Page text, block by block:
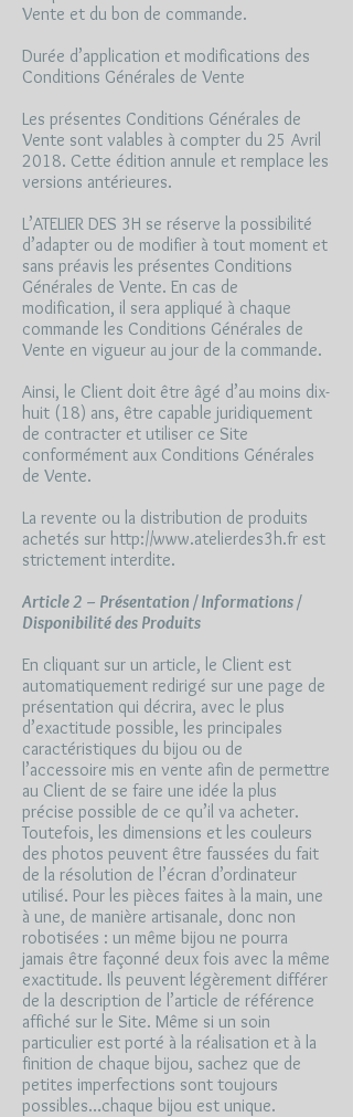
Vente et du bon de commande.
Durée d’application et modifications des
Conditions Générales de Vente
Les présentes Conditions Générales de
Vente sont valables à compter du 25 Avril
2018. Cette édition annule et remplace les
versions antérieures.
L’ATELIER DES 3H se réserve la possibilité
d’adapter ou de modifier à tout moment et
sans préavis les présentes Conditions
Générales de Vente. En cas de
modification, il sera appliqué à chaque
commande les Conditions Générales de
Vente en vigueur au jour de la commande.
Ainsi, le Client doit être âgé d’au moins dix-
huit (18) ans, être capable juridiquement
de contracter et utiliser ce Site
conformément aux Conditions Générales
de Vente.
La revente ou la distribution de produits
achetés sur http://www.atelierdes3h.fr est
strictement interdite.
Article 2 – Présentation / Informations /
Disponibilité des Produits
En cliquant sur un article, le Client est
automatiquement redirigé sur une page de
présentation qui décrira, avec le plus
d’exactitude possible, les principales
caractéristiques du bijou ou de
l’accessoire mis en vente afin de permettre
au Client de se faire une idée la plus
précise possible de ce qu’il va acheter.
Toutefois, les dimensions et les couleurs
des photos peuvent être faussées du fait
de la résolution de l’écran d’ordinateur
utilisé. Pour les pièces faites à la main, une
à une, de manière artisanale, donc non
robotisées : un même bijou ne pourra
jamais être façonné deux fois avec la même
exactitude. Ils peuvent légèrement différer
de la description de l’article de référence
affiché sur le Site. Même si un soin
particulier est porté à la réalisation et à la
finition de chaque bijou, sachez que de
petites imperfections sont toujours
possibles…chaque bijou est unique.